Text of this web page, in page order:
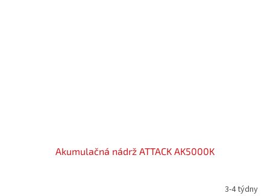
Akumulačná nádrž ATTACK AK5000K
3-4 týdny